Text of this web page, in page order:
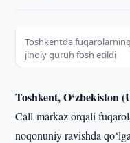
Toshkentda
jinoiy guruh fosh etildi
Toshkent,
Call-markaz orqali
noqonuniy ravishda